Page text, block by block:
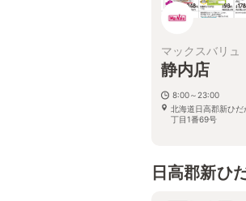
マックスバリュ
静内店
8:00～23:00
北海道日高郡新ひだ
丁目1番69号
日高郡新ひ